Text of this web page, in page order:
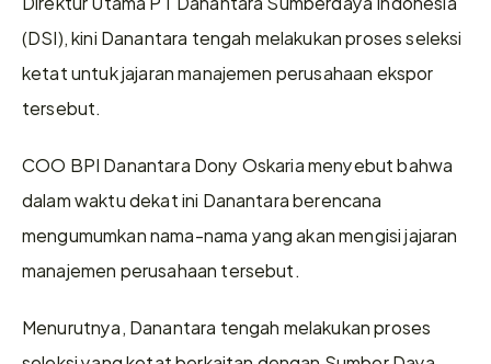
(DSI), kini Danantara tengah melakukan proses seleksi
ketat untuk jajaran manajemen perusahaan ekspor
tersebut.
COO BPI Danantara Dony Oskaria menyebut bahwa
dalam waktu dekat ini Danantara berencana
mengumumkan nama-nama yang akan mengisi jajaran
manajemen perusahaan tersebut.
Menurutnya, Danantara tengah melakukan proses